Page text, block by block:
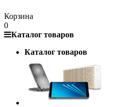
Корзина
0
Каталог товаров
Каталог товаров